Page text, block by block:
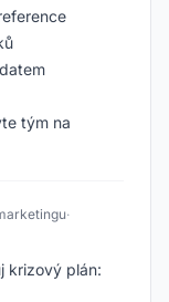
tým na
·
krizový plán: